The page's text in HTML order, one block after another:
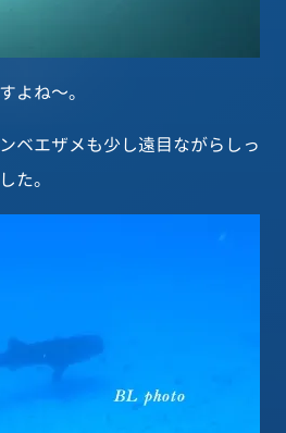
よね～。
ベエザメも少し遠目ながらしっ
た。